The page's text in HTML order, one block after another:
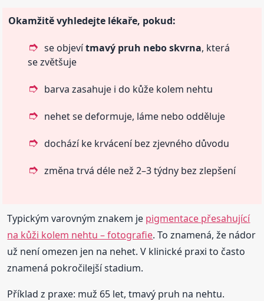
Okamžitě vyhledejte lékaře, pokud:
se objevítmavý pruh nebo skvrna, která
se zvětšuje
barva zasahuje i do kůže kolem nehtu
nehet se deformuje, láme nebo odděluje
dochází ke krvácení bez zjevného důvodu
změna trvá déle než 2–3 týdny bez zlepšení
Typickým varovným znakem je pigmentace přesahující
na kůži kolem nehtu – fotografie. To znamená, že nádor
už není omezen jen na nehet. V klinické praxi to často
znamená pokročilejší stadium.
Příklad z praxe: muž 65 let, tmavý pruh na nehtu.